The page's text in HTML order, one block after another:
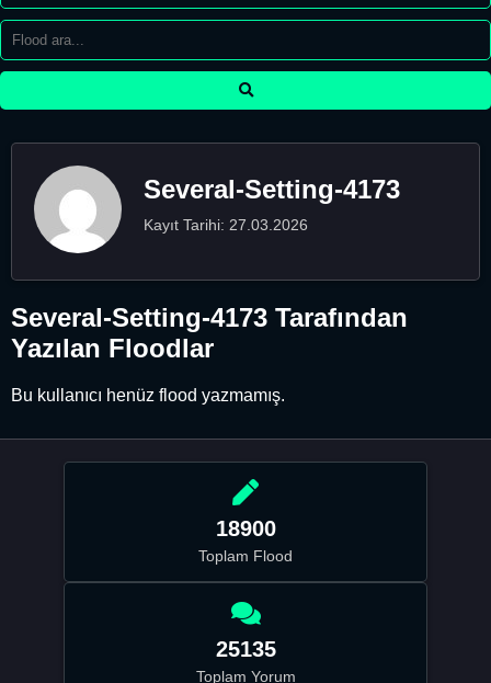
Several-Setting-4173
Kayıt Tarihi: 27.03.2026
Several-Setting-4173 Tarafından
Yazılan Floodlar
Bu kullanıcı henüz flood yazmamış.
18900
Toplam Flood
25135
Toplam Yorum